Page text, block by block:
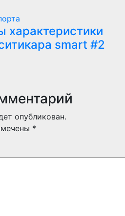
характеристики
smart #2
опубликован.
*